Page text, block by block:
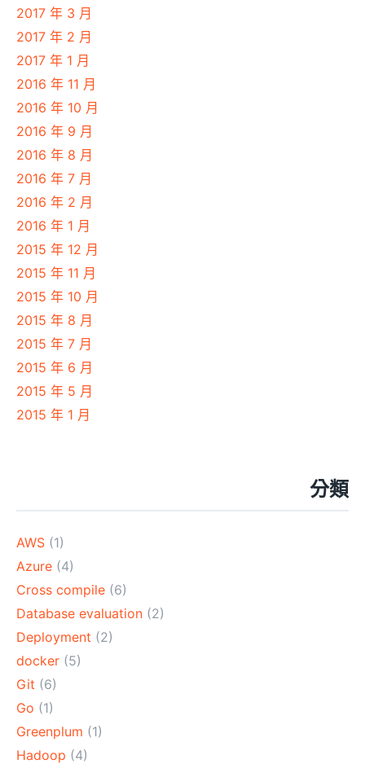
2017 年 3 月
2017 年 2 月
2017 年 1 月
2016 年 11 月
2016 年 10 月
2016 年 9 月
2016 年 8 月
2016 年 7 月
2016 年 2 月
2016 年 1 月
2015 年 12 月
2015 年 11 月
2015 年 10 月
2015 年 8 月
2015 年 7 月
2015 年 6 月
2015 年 5 月
2015 年 1 月
分類
AWS (1)
Azure (4)
Cross compile (6)
Database evaluation (2)
Deployment (2)
docker (5)
Git (6)
Go (1)
Greenplum (1)
Hadoop (4)